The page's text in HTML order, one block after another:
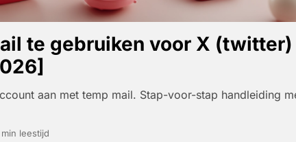
te gebruiken voor X (twitter)
aan met temp mail. Stap-voor-stap handleiding
leestijd